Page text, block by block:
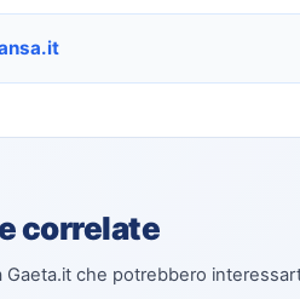
correlate
Gaeta.it che potrebbero